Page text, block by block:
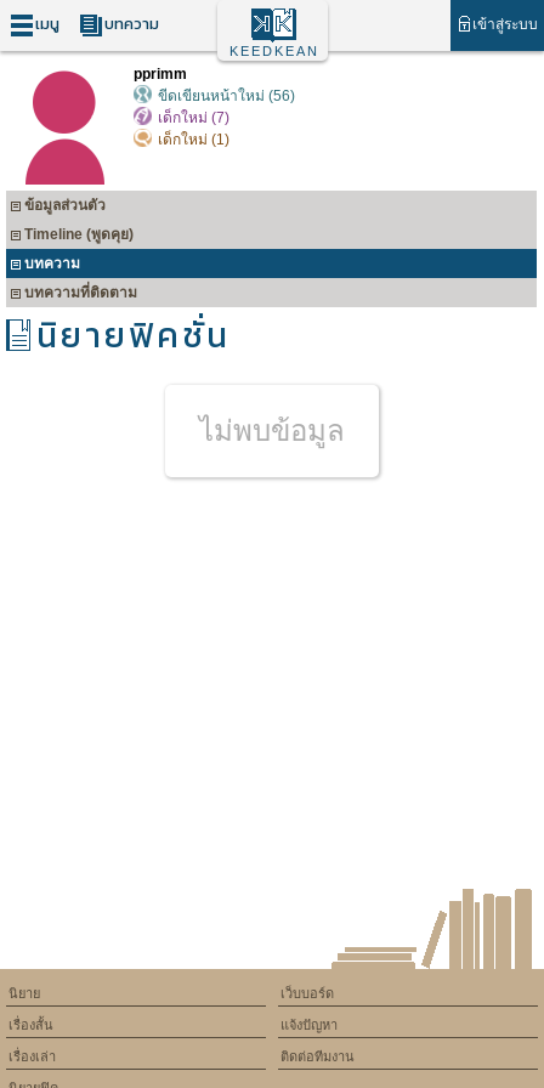
เมนู บทความ เข้าสู่ระบบ
KEEDKEAN
pprimm
ขีดเขียนหน้าใหม่ (56)
เด็กใหม่ (7)
เด็กใหม่ (1)
ข้อมูลส่วนตัว
Timeline (พูดคุย)
บทความ
บทความที่ติดตาม
นิยายฟิคชั่น
ไม่พบข้อมูล
เว็บบอร์ด
แจ้งปัญหา
ติดต่อทีมงาน
นิยาย
เรื่องสั้น
เรื่องเล่า